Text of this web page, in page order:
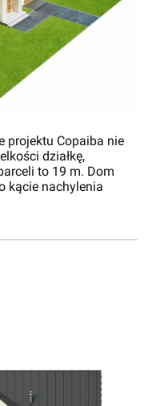
projektu Copaiba nie
działkę,
to 19 m. Dom
kącie nachylenia